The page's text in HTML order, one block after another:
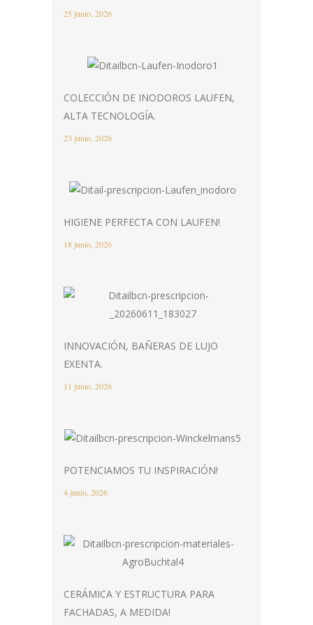
25 junio, 2026
COLECCIÓN DE INODOROS LAUFEN,
ALTA TECNOLOGÍA.
23 junio, 2026
HIGIENE PERFECTA CON LAUFEN!
18 junio, 2026
INNOVACIÓN, BAÑERAS DE LUJO
EXENTA.
11 junio, 2026
POTENCIAMOS TU INSPIRACIÓN!
4 junio, 2026
CERÁMICA Y ESTRUCTURA PARA
FACHADAS, A MEDIDA!